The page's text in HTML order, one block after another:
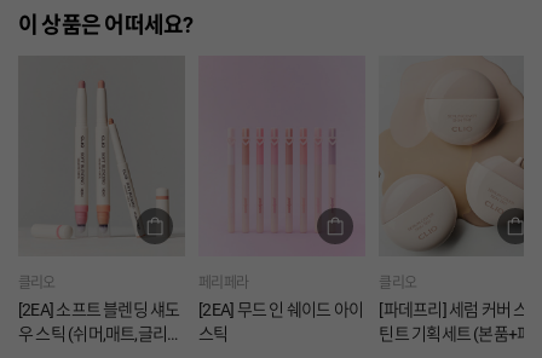
이 상품은 어떠세요?
클리오
[2EA] 소프트 블렌딩 섀도
우 스틱 (쉬머,매트,글리터
페리페라
[2EA] 무드 인 쉐이드 아이
스틱
클리오
[파데프리] 세럼 커버 스킨
틴트 기획세트 (본품+퍼